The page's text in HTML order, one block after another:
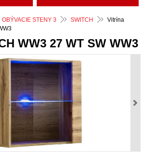
OBÝVACIE STENY 3 SWITCH
Vitrína
WW3 27 WT SW WW3